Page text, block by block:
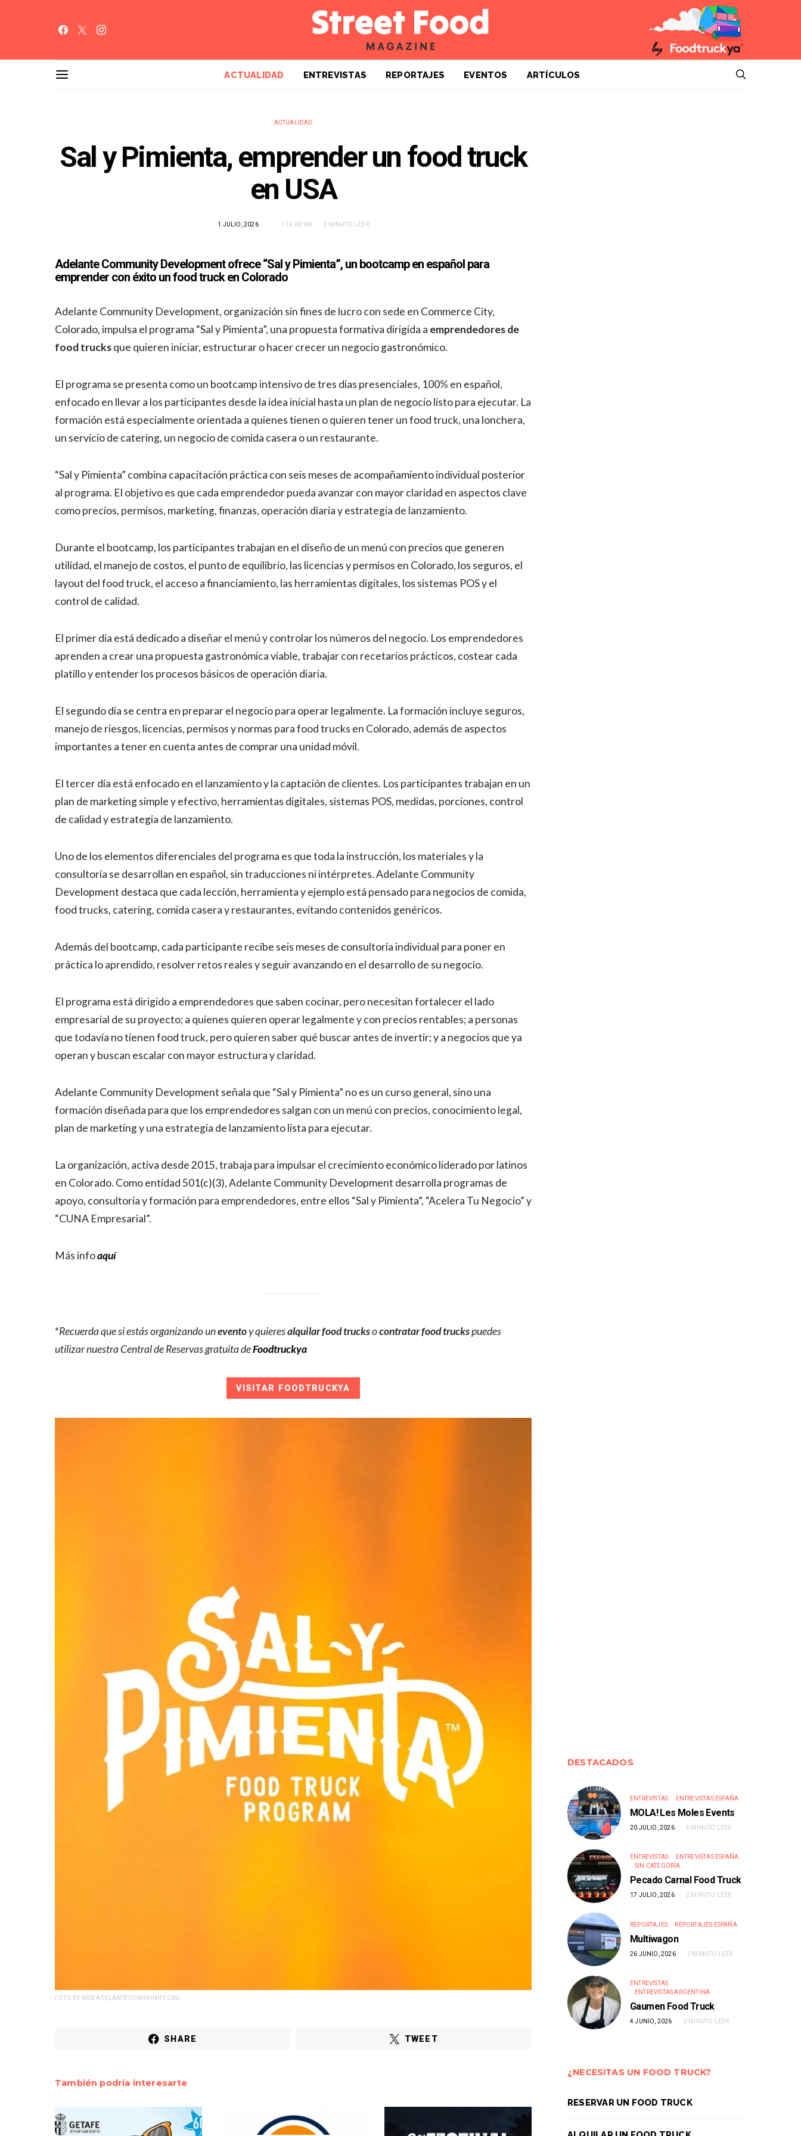
ACTUALIDAD ENTREVISTAS REPORTAJES EVENTOS ARTÍCULOS
ACTUALIDAD
Sal y Pimienta, emprender un food truck
en USA
1 JULIO, 2026 114 VIEWS 3 MINUTO LEER
Adelante Community Development ofrece “Sal y Pimienta”, un bootcamp en español para
emprender con éxito un food truck en Colorado
Adelante Community Development, organización sin fines de lucro con sede en Commerce City,
Colorado, impulsa el programa “Sal y Pimienta”, una propuesta formativa dirigida a emprendedores de
food trucksque quieren iniciar, estructurar o hacer crecer un negocio gastronómico.
El programa se presenta como un bootcamp intensivo de tres días presenciales, 100% en español,
enfocado en llevar a los participantes desde la idea inicial hasta un plan de negocio listo para ejecutar. La
formación está especialmente orientada a quienes tienen o quieren tener un food truck, una lonchera,
un servicio de catering, un negocio de comida casera o un restaurante.
“Sal y Pimienta” combina capacitación práctica con seis meses de acompañamiento individual posterior
al programa. El objetivo es que cada emprendedor pueda avanzar con mayor claridad en aspectos clave
como precios, permisos, marketing, finanzas, operación diaria y estrategia de lanzamiento.
Durante el bootcamp, los participantes trabajan en el diseño de un menú con precios que generen
utilidad, el manejo de costos, el punto de equilibrio, las licencias y permisos en Colorado, los seguros, el
layout del food truck, el acceso a financiamiento, las herramientas digitales, los sistemas POS y el
control de calidad.
El primer día está dedicado a diseñar el menú y controlar los números del negocio. Los emprendedores
aprenden a crear una propuesta gastronómica viable, trabajar con recetarios prácticos, costear cada
platillo y entender los procesos básicos de operación diaria.
El segundo día se centra en preparar el negocio para operar legalmente. La formación incluye seguros,
manejo de riesgos, licencias, permisos y normas para food trucks en Colorado, además de aspectos
importantes a tener en cuenta antes de comprar una unidad móvil.
El tercer día está enfocado en el lanzamiento y la captación de clientes. Los participantes trabajan en un
plan de marketing simple y efectivo, herramientas digitales, sistemas POS, medidas, porciones, control
de calidad y estrategia de lanzamiento.
Uno de los elementos diferenciales del programa es que toda la instrucción, los materiales y la
consultoría se desarrollan en español, sin traducciones ni intérpretes. Adelante Community
Development destaca que cada lección, herramienta y ejemplo está pensado para negocios de comida,
food trucks, catering, comida casera y restaurantes, evitando contenidos genéricos.
Además del bootcamp, cada participante recibe seis meses de consultoría individual para poner en
práctica lo aprendido, resolver retos reales y seguir avanzando en el desarrollo de su negocio.
El programa está dirigido a emprendedores que saben cocinar, pero necesitan fortalecer el lado
empresarial de su proyecto; a quienes quieren operar legalmente y con precios rentables; a personas
que todavía no tienen food truck, pero quieren saber qué buscar antes de invertir; y a negocios que ya
operan y buscan escalar con mayor estructura y claridad.
Adelante Community Development señala que “Sal y Pimienta” no es un curso general, sino una
formación diseñada para que los emprendedores salgan con un menú con precios, conocimiento legal,
plan de marketing y una estrategia de lanzamiento lista para ejecutar.
La organización, activa desde 2015, trabaja para impulsar el crecimiento económico liderado por latinos
en Colorado. Como entidad 501(c)(3), Adelante Community Development desarrolla programas de
apoyo, consultoría y formación para emprendedores, entre ellos “Sal y Pimienta”, “Acelera Tu Negocio” y
“CUNA Empresarial”.
Más infoaquí
*Recuerda que si estás organizando uneventoy quieresalquilar food trucksocontratar food truckspuedes
utilizar nuestra Central de Reservas gratuita deFoodtruckya
VISITAR FOODTRUCKYA
FOTO BY WEB ADELANTECOMMUNITY.ORG
SHARE TWEET
También podría interesarte
DESTACADOS
ENTREVISTAS ENTREVISTAS ESPAÑA
MOLA! Les Moles Events
20 JULIO, 2026 4 MINUTO LEER
ENTREVISTAS
ENTREVISTAS ESPAÑA
SIN CATEGORÍA
Pecado Carnal Food Truck
17 JULIO, 2026 2 MINUTO LEER
REPORTAJES REPORTAJES ESPAÑA
Multiwagon
26 JUNIO, 2026 2 MINUTO LEER
ENTREVISTAS
ENTREVISTAS ARGENTINA
Gaumen Food Truck
4 JUNIO, 2026 2 MINUTO LEER
¿NECESITAS UN FOOD TRUCK?
RESERVAR UN FOOD TRUCK